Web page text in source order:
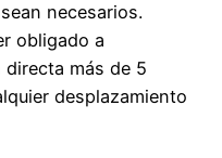
necesarios.
obligado a
más de 5
desplazamiento